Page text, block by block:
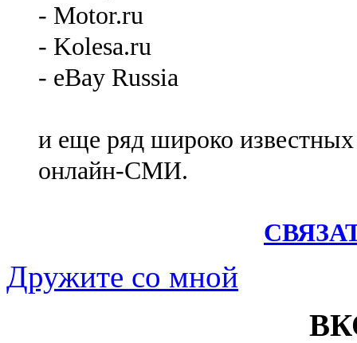
- Motor.ru
- Kolesa.ru
- eBay Russia
и еще ряд широко
онлайн-СМИ.
Дружите со мной